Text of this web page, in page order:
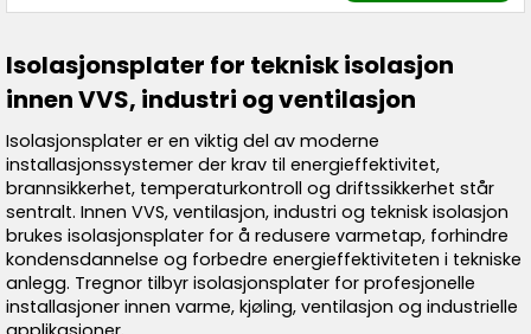
Isolasjonsplater for teknisk isolasjon
innen VVS, industri og ventilasjon
Isolasjonsplater er en viktig del av moderne
installasjonssystemer der krav til energieffektivitet,
brannsikkerhet, temperaturkontroll og driftssikkerhet står
sentralt. Innen VVS, ventilasjon, industri og teknisk isolasjon
brukes isolasjonsplater for å redusere varmetap, forhindre
kondensdannelse og forbedre energieffektiviteten i tekniske
anlegg. Tregnor tilbyr isolasjonsplater for profesjonelle
installasjoner innen varme, kjøling, ventilasjon og industrielle